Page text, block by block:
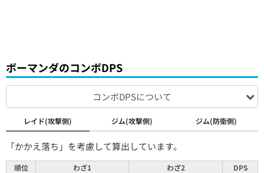
ボーマンダのコンボDPS
コンボDPSについて
レイド(攻撃側) ジム(攻撃側) ジム(防衛側)
「かかえ落ち」を考慮して算出しています。
順位 わざ1 わざ2
DPS